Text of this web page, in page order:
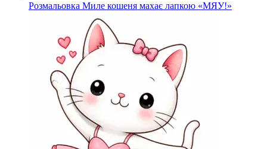
Розмальовка Миле кошеня махає лапкою «МЯУ!»